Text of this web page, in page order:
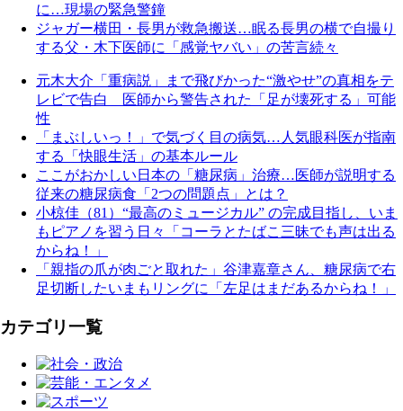
に…現場の緊急警鐘
ジャガー横田・長男が救急搬送…眠る長男の横で自撮り
する父・木下医師に「感覚ヤバい」の苦言続々
元木大介「重病説」まで飛びかった“激やせ”の真相をテ
レビで告白 医師から警告された「足が壊死する」可能
性
「まぶしいっ！」で気づく目の病気…人気眼科医が指南
する「快眼生活」の基本ルール
ここがおかしい日本の「糖尿病」治療…医師が説明する
従来の糖尿病食「2つの問題点」とは？
小椋佳（81）“最高のミュージカル” の完成目指し、いま
もピアノを習う日々「コーラとたばこ三昧でも声は出る
からね！」
「親指の爪が肉ごと取れた」谷津嘉章さん、糖尿病で右
足切断したいまもリングに「左足はまだあるからね！」
カテゴリ一覧